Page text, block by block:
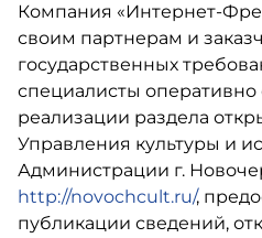
Компания «Интернет-
своим партнерам и
государственных
специалисты оперативно
реализации раздела
Управления культуры и
Администрации г.
http://novochcult.ru/,
публикации сведений,